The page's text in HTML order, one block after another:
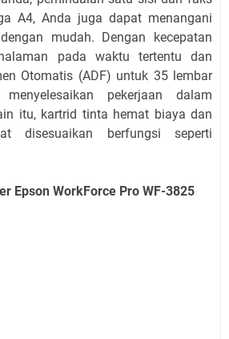
A4, Anda juga dapat menangani
mudah. Dengan kecepatan
pada waktu tertentu dan
Otomatis (ADF) untuk 35 lembar
pekerjaan dalam
itu, kartrid tinta hemat biaya dan
disesuaikan berfungsi seperti
Epson WorkForce Pro WF-3825